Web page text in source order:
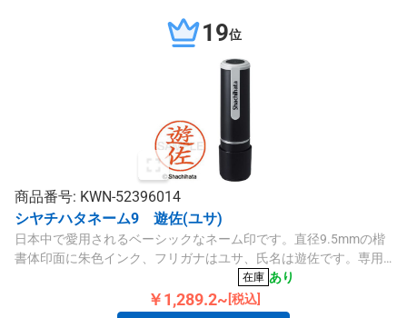
19位
商品番号: KWN-52396014
シヤチハタネーム9 遊佐(ユサ)
日本中で愛用されるベーシックなネーム印です。直径9.5mmの楷
書体印面に朱色インク、フリガナはユサ、氏名は遊佐です。専用
在庫 あり
￥1,289.2~ [税込]